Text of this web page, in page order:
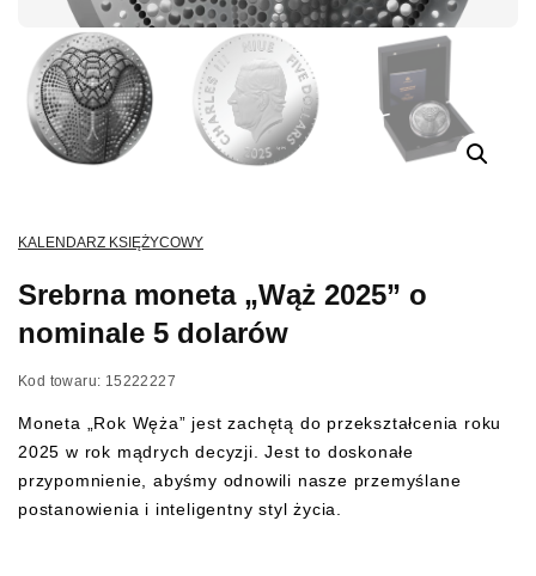
KALENDARZ KSIĘŻYCOWY
Srebrna moneta „Wąż 2025” o
nominale 5 dolarów
Kod towaru: 15222227
Moneta „Rok Węża” jest zachętą do przekształcenia roku
2025 w rok mądrych decyzji. Jest to doskonałe
przypomnienie, abyśmy odnowili nasze przemyślane
postanowienia i inteligentny styl życia.